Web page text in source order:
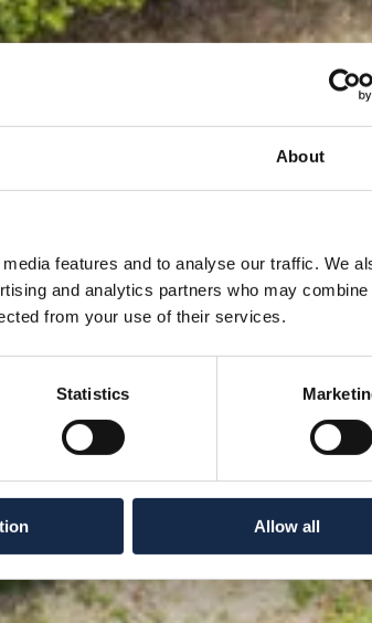
About
features and to analyse our traffic. We
and analytics partners who may combine
from your use of their services.
Statistics
Allow all